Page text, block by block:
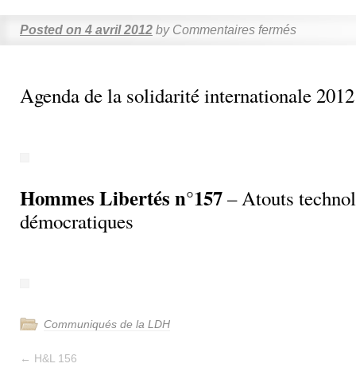
Posted on 4 avril 2012 by Commentaires fermés
Agenda de la solidarité internationale 2012
Hommes Libertés n°157– Atouts
démocratiques
Communiqués de la LDH
← H&L 156